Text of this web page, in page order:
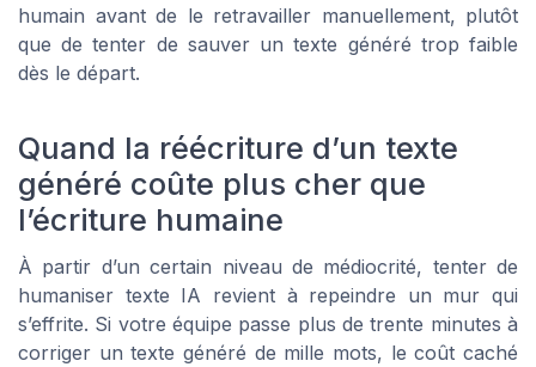
humain avant de le retravailler manuellement, plutôt
que de tenter de sauver un texte généré trop faible
dès le départ.
Quand la réécriture d’un texte
généré coûte plus cher que
l’écriture humaine
À partir d’un certain niveau de médiocrité, tenter de
humaniser texte IA revient à repeindre un mur qui
s’effrite. Si votre équipe passe plus de trente minutes à
corriger un texte généré de mille mots, le coût caché